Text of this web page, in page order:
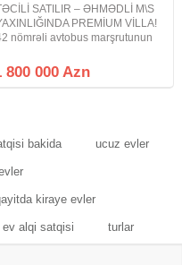
SATILIR – ƏHMƏDLİ M\S
PREMİUM VİLLA!
nömrəli avtobus marşrutunun
inşa olunmuş 3
möhtəşəm villa
800 000 Azn
bakida ucuz evler
kiraye evler
ev alqi satqisi turlar